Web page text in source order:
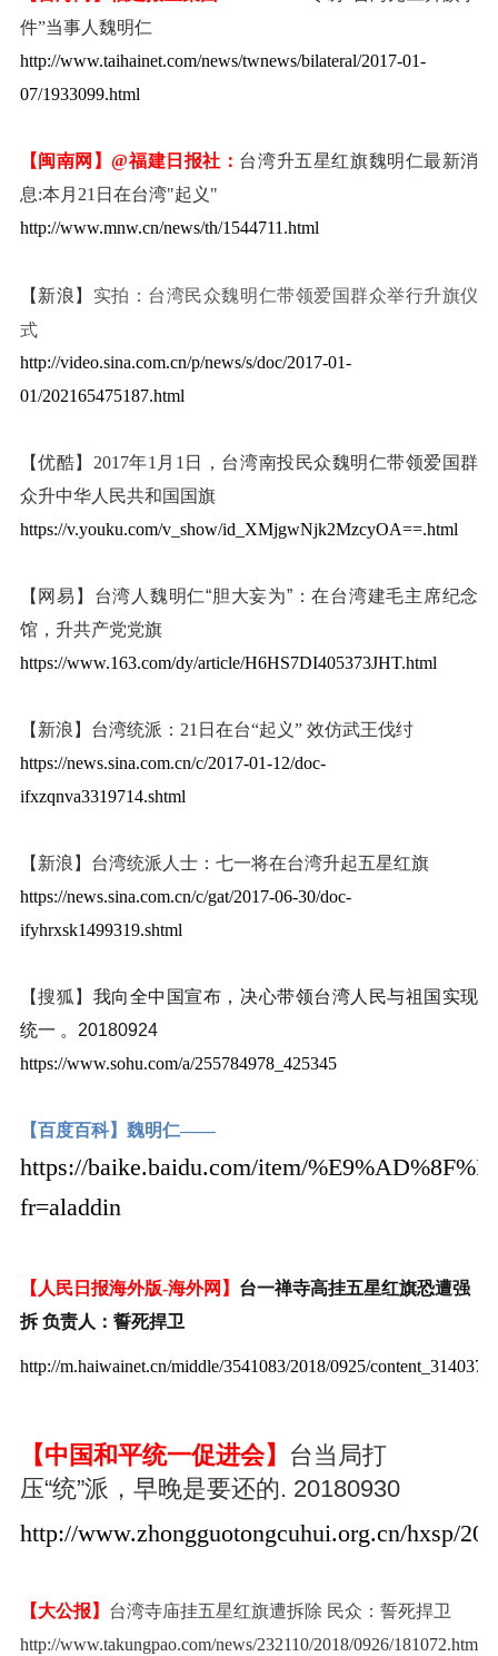
件”当事人魏明仁
http://www.taihainet.com/news/twnews/bilateral/2017-01-
07/1933099.html
【闽南网】@福建日报社： 台湾升五星红旗魏明仁最新消
息:本月21日在台湾"起义"
http://www.mnw.cn/news/th/1544711.html
【新浪】 实拍：台湾民众魏明仁带领爱国群众举行升旗仪
式
http://video.sina.com.cn/p/news/s/doc/2017-01-
01/202165475187.html
【优酷】2017年1月1日，台湾南投民众魏明仁带领爱国群
众升中华人民共和国国旗
https://v.youku.com/v_show/id_XMjgwNjk2MzcyOA==.html
【网易】 台湾人魏明仁“胆大妄为”：在台湾建毛主席纪念
馆，升共产党党旗
https://www.163.com/dy/article/H6HS7DI405373JHT.html
【新浪】台湾统派：21日在台“起义” 效仿武王伐纣
https://news.sina.com.cn/c/2017-01-12/doc-
ifxzqnva3319714.shtml
【新浪】台湾统派人士：七一将在台湾升起五星红旗
https://news.sina.com.cn/c/gat/2017-06-30/doc-
ifyhrxsk1499319.shtml
【搜狐】 我向全中国宣布，决心带领台湾人民与祖国实现
统一 。20180924
https://www.sohu.com/a/255784978_425345
【百度百科】魏明仁——
https://baike.baidu.com/item/
fr=aladdin
【人民日报海外版-海外网】 台一禅寺高挂五星红旗恐遭强
拆 负责人：誓死捍卫
http://m.haiwainet.cn/middle/3541083/2018/0925/
【中国和平统一促进会】 台当局打
压“统”派，早晚是要还的. 20180930
http://www.zhongguotongcuhui.org.cn/hxsp/
【大公报】 台湾寺庙挂五星红旗遭拆除 民众：誓死捍卫
http://www.takungpao.com/news/232110/2018/0926/181072.html